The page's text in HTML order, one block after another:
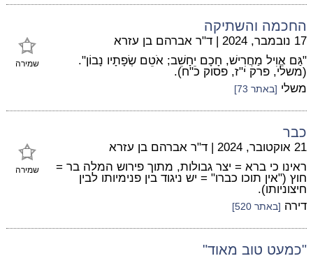
החכמה והשתיקה
שמירה
17 נובמבר, 2024 | ד"ר אברהם בן עזרא
"גַּם אֱוִיל מַחֲרִישׁ, חָכָם יֵחָשֵׁב; אֹטֵם שְׂפָתָיו נָבוֹן".
(משלי, פרק י"ז, פסוק כ"ח).
משלי [באתר 73]
כבר
שמירה
21 אוקטובר, 2024 | ד"ר אברהם בן עזרא
ראינו כי ברא = יצר גבולות, מתוך פירוש המלה בר =
חוץ ("אין תוכו כברו" = יש ניגוד בין פנימיותו לבין
חיצוניותו).
דירה [באתר 520]
"כמעט טוב מאוד"